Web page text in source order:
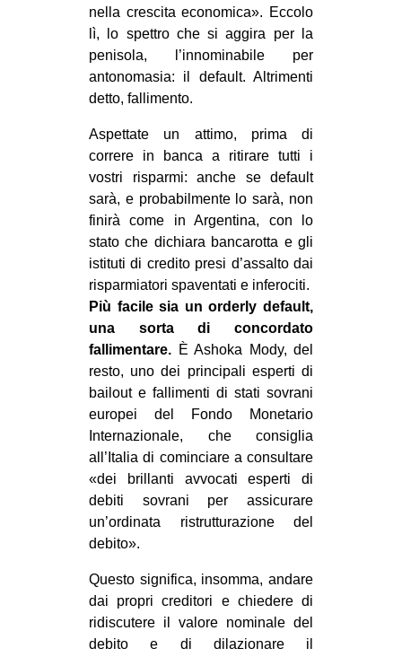
nella crescita economica». Eccolo
lì, lo spettro che si aggira per la
penisola, l’innominabile per
antonomasia: il default. Altrimenti
detto, fallimento.
Aspettate un attimo, prima di
correre in banca a ritirare tutti i
vostri risparmi: anche se default
sarà, e probabilmente lo sarà, non
finirà come in Argentina, con lo
stato che dichiara bancarotta e gli
istituti di credito presi d’assalto dai
risparmiatori spaventati e inferociti.
Più facile sia un orderly default,
una sorta di concordato
fallimentare. È Ashoka Mody, del
resto, uno dei principali esperti di
bailout e fallimenti di stati sovrani
europei del Fondo Monetario
Internazionale, che consiglia
all’Italia di cominciare a consultare
«dei brillanti avvocati esperti di
debiti sovrani per assicurare
un’ordinata ristrutturazione del
debito».
Questo significa, insomma, andare
dai propri creditori e chiedere di
ridiscutere il valore nominale del
debito e di dilazionare il